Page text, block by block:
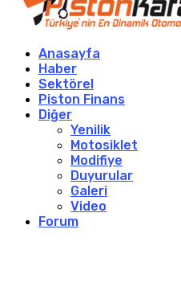
Anasayfa
Haber
Sektörel
Piston Finans
Diğer
Yenilik
Motosiklet
Modifiye
Duyurular
Galeri
Video
Forum